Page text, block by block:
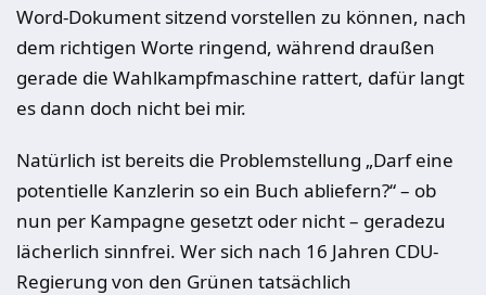
Word-Dokument sitzend vorstellen zu können, nach
dem richtigen Worte ringend, während draußen
gerade die Wahlkampfmaschine rattert, dafür langt
es dann doch nicht bei mir.
Natürlich ist bereits die Problemstellung „Darf eine
potentielle Kanzlerin so ein Buch abliefern?“ – ob
nun per Kampagne gesetzt oder nicht – geradezu
lächerlich sinnfrei. Wer sich nach 16 Jahren CDU-
Regierung von den Grünen tatsächlich